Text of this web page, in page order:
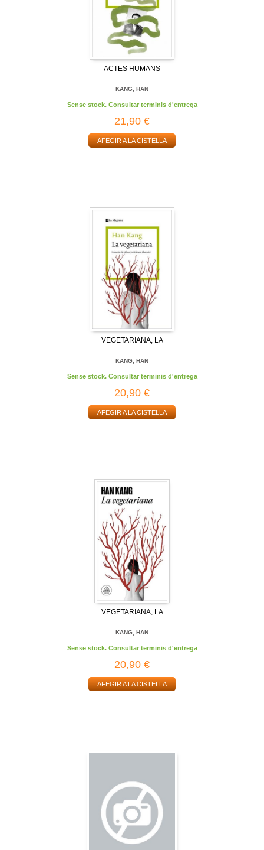
ACTES HUMANS
KANG, HAN
Sense stock. Consultar terminis d'entrega
21,90 €
AFEGIR A LA CISTELLA
VEGETARIANA, LA
KANG, HAN
Sense stock. Consultar terminis d'entrega
20,90 €
AFEGIR A LA CISTELLA
VEGETARIANA, LA
KANG, HAN
Sense stock. Consultar terminis d'entrega
20,90 €
AFEGIR A LA CISTELLA